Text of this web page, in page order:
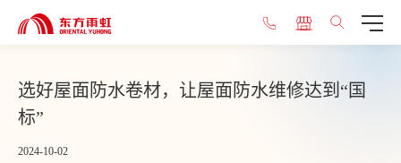
选好屋面防水卷材，让屋面防水维修达到“国
标”
2024-10-02